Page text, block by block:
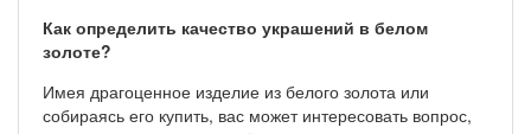
Как определить качество украшений в белом
золоте?
Имея драгоценное изделие из белого золота или
собираясь его купить, вас может интересовать вопрос,